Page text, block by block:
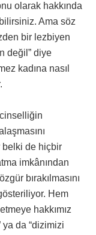
olarak hakkında
Ama söz
bir lezbiyen
değil” diye
kadına nasıl
belki de hiçbir
imkânından
bırakılmasını
Hem
hakkımız
da “dizimizi